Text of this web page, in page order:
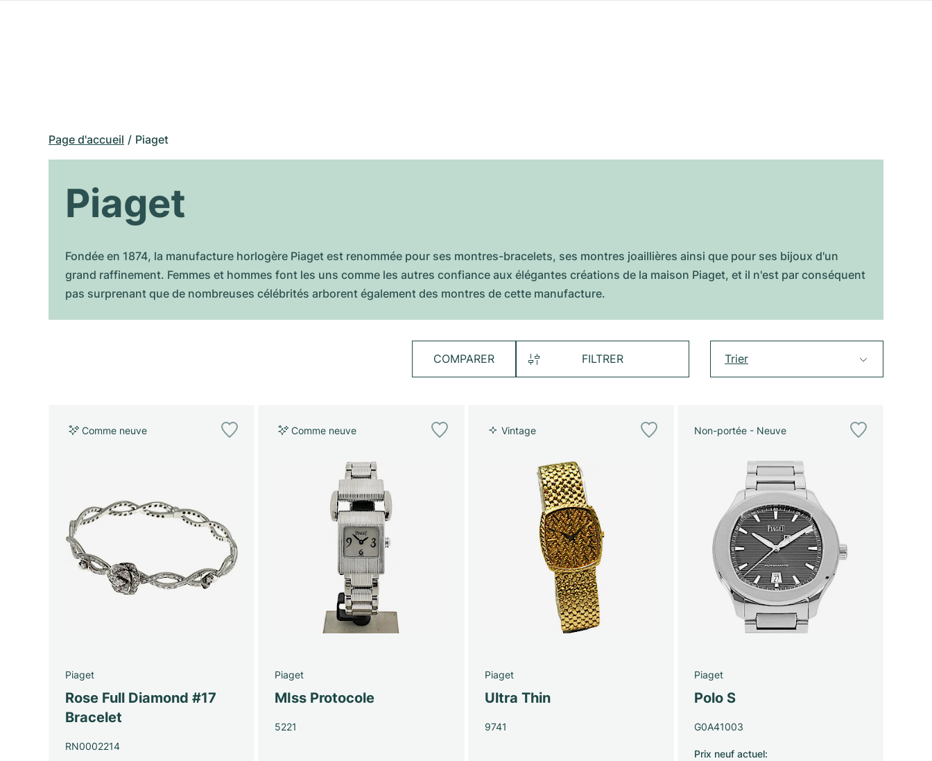
Page d'accueil Piaget
Piaget
Fondée en 1874, la manufacture horlogère Piaget est renommée pour ses montres-bracelets, ses montres joaillières ainsi que pour ses bijoux d'un
grand raffinement. Femmes et hommes font les uns comme les autres confiance aux élégantes créations de la maison Piaget, et il n'est par conséquent
pas surprenant que de nombreuses célébrités arborent également des montres de cette manufacture.
COMPARER FILTRER Trier
Comme neuve
Piaget
Rose Full Diamond #17
Bracelet
RN0002214
Comme neuve
Piaget
MIss Protocole
5221
Vintage
Piaget
Ultra Thin
9741
Non-portée - Neuve
Piaget
Polo S
G0A41003
Prix neuf actuel: